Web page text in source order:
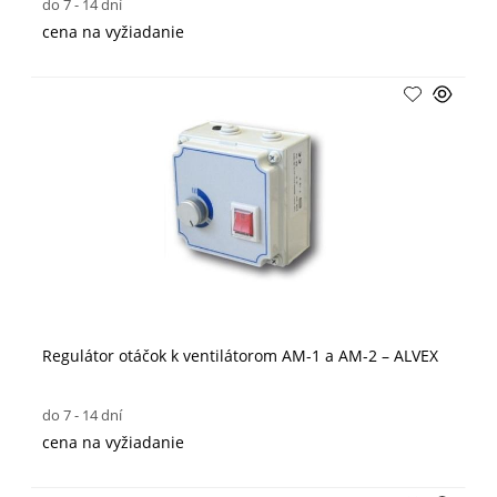
cena na vyžiadanie
Regulátor otáčok k ventilátorom AM-1 a AM-2 – ALVEX
do 7 - 14 dní
cena na vyžiadanie